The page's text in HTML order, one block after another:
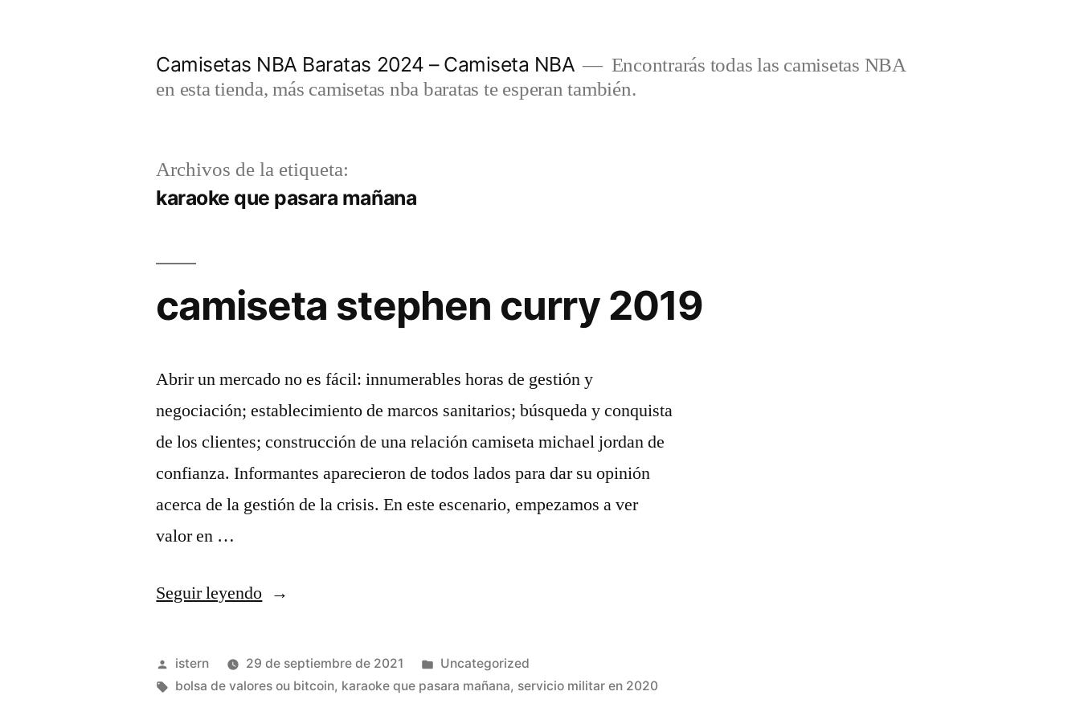
Camisetas NBA Baratas 2024 – Camiseta NBA
Encontrarás todas las camisetas NBA
en esta tienda, más camisetas nba baratas te esperan también.
Archivos de la etiqueta:
karaoke que pasara mañana
camiseta stephen curry 2019
Abrir un mercado no es fácil: innumerables horas de gestión y
negociación; establecimiento de marcos sanitarios; búsqueda y conquista
de los clientes; construcción de una relación camiseta michael jordan de
confianza. Informantes aparecieron de todos lados para dar su opinión
acerca de la gestión de la crisis. En este escenario, empezamos a ver
valor en …
Seguir leyendo«camiseta
curry
2019»
Publicado
por
istern 29 de septiembre de 2021
Publicado
en
Uncategorized
Etiquetas:
bolsa de valores ou bitcoin, karaoke que pasara mañana, servicio militar en 2020